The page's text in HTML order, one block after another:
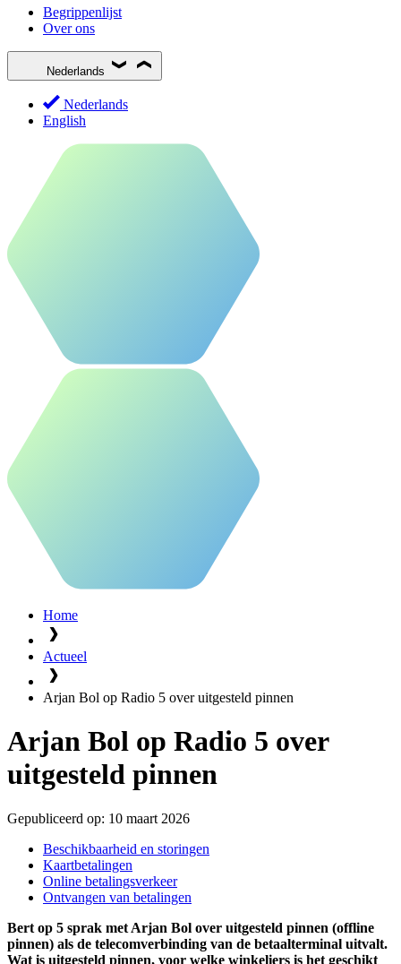
Begrippenlijst
Over ons
Nederlands
Nederlands
English
Home
Actueel
Arjan Bol op Radio 5 over uitgesteld pinnen
Arjan Bol op Radio 5 over
uitgesteld pinnen
Gepubliceerd op: 10 maart 2026
Beschikbaarheid en storingen
Kaartbetalingen
Online betalingsverkeer
Ontvangen van betalingen
Bert op 5 sprak met Arjan Bol over uitgesteld pinnen (offline
pinnen) als de telecomverbinding van de betaalterminal uitvalt.
Wat is uitgesteld pinnen, voor welke winkeliers is het geschikt